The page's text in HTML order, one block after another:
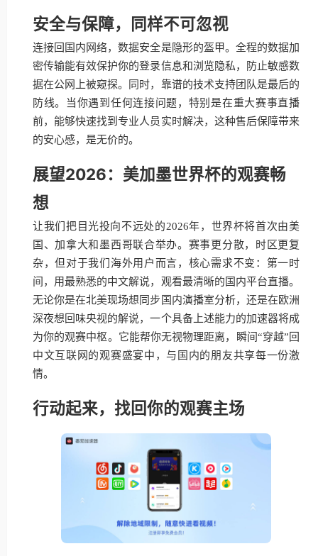
安全与保障，同样不可忽视
连接回国内网络，数据安全是隐形的盔甲。全程的数据加
密传输能有效保护你的登录信息和浏览隐私，防止敏感数
据在公网上被窥探。同时，靠谱的技术支持团队是最后的
防线。当你遇到任何连接问题，特别是在重大赛事直播
前，能够快速找到专业人员实时解决，这种售后保障带来
的安心感，是无价的。
展望2026：美加墨世界杯的观赛畅
想
让我们把目光投向不远处的2026年，世界杯将首次由美
国、加拿大和墨西哥联合举办。赛事更分散，时区更复
杂，但对于我们海外用户而言，核心需求不变：第一时
间，用最熟悉的中文解说，观看最清晰的国内平台直播。
无论你是在北美现场想同步国内演播室分析，还是在欧洲
深夜想回味央视的解说，一个具备上述能力的加速器将成
为你的观赛中枢。它能帮你无视物理距离，瞬间“穿越”回
中文互联网的观赛盛宴中，与国内的朋友共享每一份激
情。
行动起来，找回你的观赛主场